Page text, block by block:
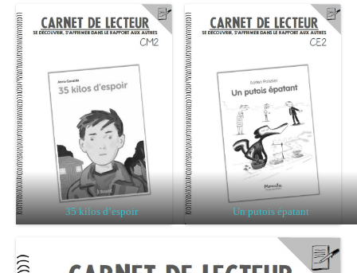
35 kilos d’espoir Un putois épatant